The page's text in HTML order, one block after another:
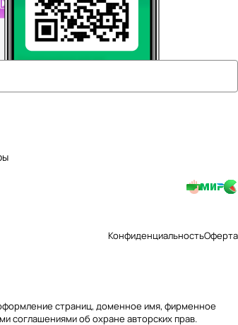
КонфиденциальностьОферта
страниц, доменное имя, фирменное
соглашениями об охране авторских прав.